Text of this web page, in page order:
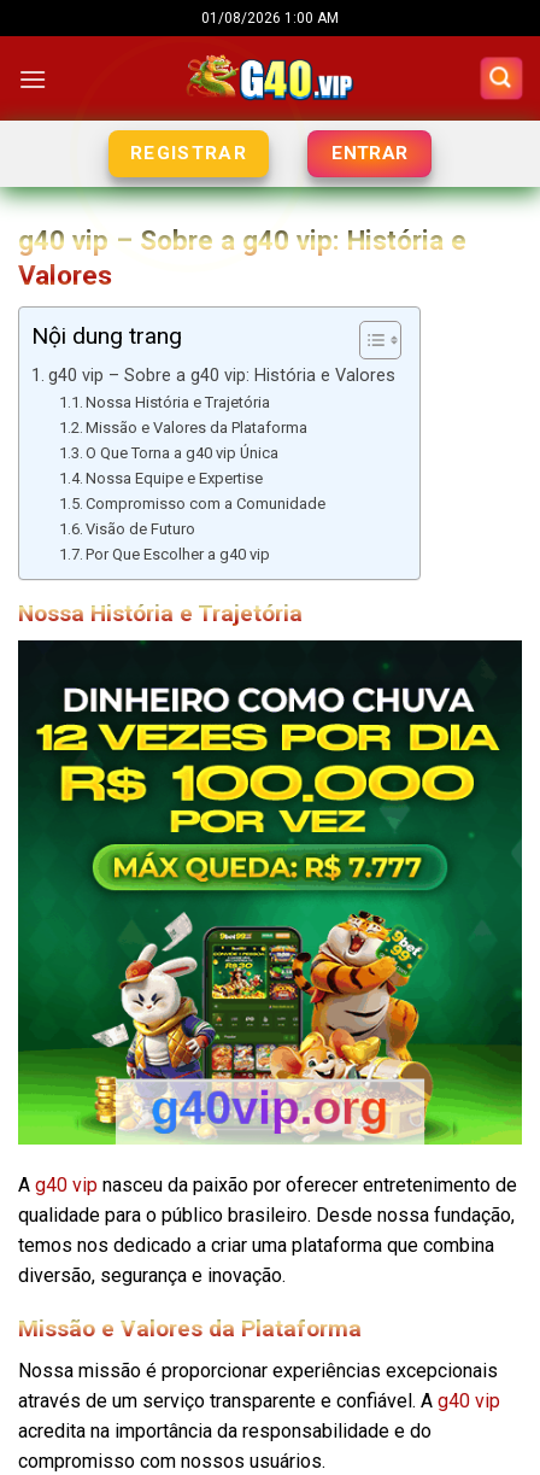
content
01/08/2026 1:00 AM
REGISTRAR ENTRAR
g40 vip – Sobre a g40 vip: História e
Valores
Nội dung trang
g40 vip – Sobre a g40 vip: História e Valores
Nossa História e Trajetória
Missão e Valores da Plataforma
O Que Torna a g40 vip Única
Nossa Equipe e Expertise
Compromisso com a Comunidade
Visão de Futuro
Por Que Escolher a g40 vip
Nossa História e Trajetória
A g40 vip nasceu da paixão por oferecer entretenimento de
qualidade para o público brasileiro. Desde nossa fundação,
temos nos dedicado a criar uma plataforma que combina
diversão, segurança e inovação.
Missão e Valores da Plataforma
Nossa missão é proporcionar experiências excepcionais
através de um serviço transparente e confiável. A g40 vip
acredita na importância da responsabilidade e do
compromisso com nossos usuários.